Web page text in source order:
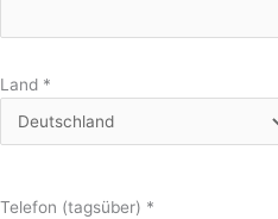
Land *
Telefon (tagsüber) *